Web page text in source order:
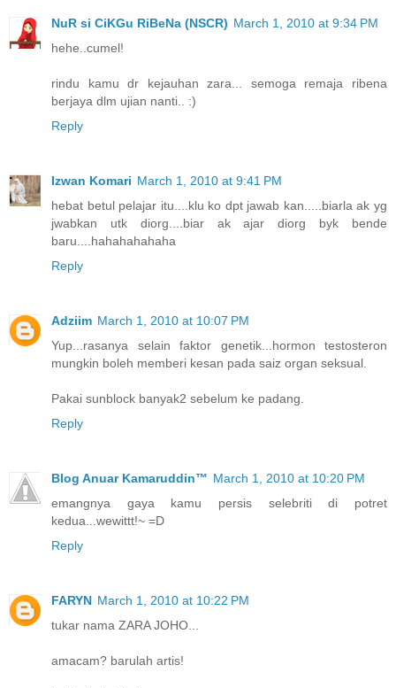
NuR si CiKGu RiBeNa (NSCR) March 1, 2010 at 9:34 PM
hehe..cumel!
rindu kamu dr kejauhan zara... semoga remaja ribena
berjaya dlm ujian nanti.. :)
Reply
Izwan Komari March 1, 2010 at 9:41 PM
hebat betul pelajar itu....klu ko dpt jawab kan.....biarla ak yg
jwabkan utk diorg....biar ak ajar diorg byk bende
baru....hahahahahaha
Reply
Adziim March 1, 2010 at 10:07 PM
Yup...rasanya selain faktor genetik...hormon testosteron
mungkin boleh memberi kesan pada saiz organ seksual.
Pakai sunblock banyak2 sebelum ke padang.
Reply
Blog Anuar Kamaruddin™ March 1, 2010 at 10:20 PM
emangnya gaya kamu persis selebriti di potret
kedua...wewittt!~ =D
Reply
FARYN March 1, 2010 at 10:22 PM
tukar nama ZARA JOHO...
amacam? barulah artis!